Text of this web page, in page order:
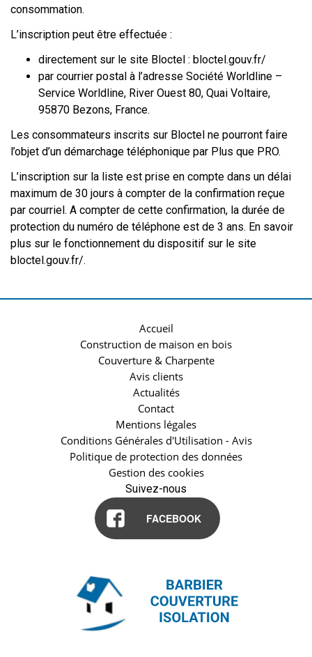
consommation.
L’inscription peut être effectuée :
directement sur le site Bloctel : bloctel.gouv.fr/
par courrier postal à l’adresse Société Worldline –
Service Worldline, River Ouest 80, Quai Voltaire,
95870 Bezons, France.
Les consommateurs inscrits sur Bloctel ne pourront faire
l’objet d’un démarchage téléphonique par Plus que PRO.
L’inscription sur la liste est prise en compte dans un délai
maximum de 30 jours à compter de la confirmation reçue
par courriel. A compter de cette confirmation, la durée de
protection du numéro de téléphone est de 3 ans. En savoir
plus sur le fonctionnement du dispositif sur le site
bloctel.gouv.fr/.
Accueil
Construction de maison en bois
Couverture & Charpente
Avis clients
Actualités
Contact
Mentions légales
Conditions Générales d'Utilisation - Avis
Politique de protection des données
Gestion des cookies
Suivez-nous
FACEBOOK